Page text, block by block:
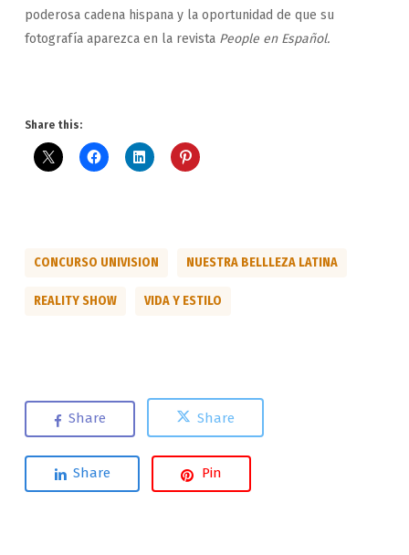
poderosa cadena hispana y la oportunidad de que su
fotografía aparezca en la revista People en Español.
Share this:
CONCURSO UNIVISION NUESTRA BELLLEZA LATINA
REALITY SHOW VIDA Y ESTILO
Share Share
Share Pin